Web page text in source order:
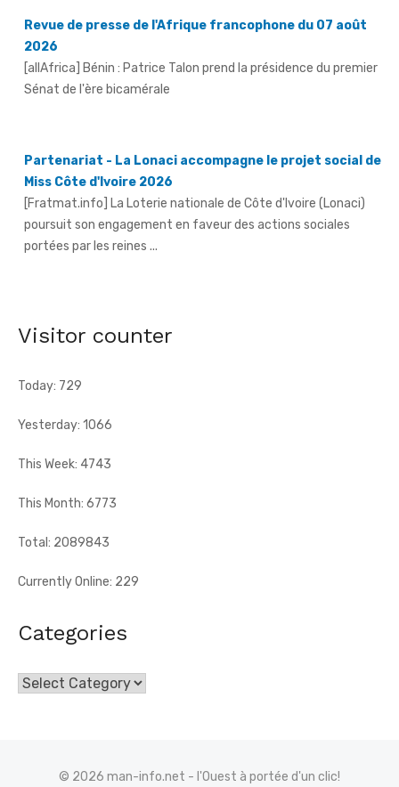
2026
[allAfrica] Bénin : Patrice Talon prend la présidence du premier
Sénat de l'ère bicamérale
Miss Côte d'Ivoire 2026
[Fratmat.info] La Loterie nationale de Côte d'Ivoire (Lonaci)
poursuit son engagement en faveur des actions sociales
portées par les reines ...
[Fratmat.info] Le Réseau des jeunes cadres du Sud-Comoé,
Visitor counter
Today: 729
Yesterday: 1066
This Week: 4743
This Month: 6773
Total: 2089843
Currently Online: 229
Categories
Categories
© 2026 man-info.net - l'Ouest à portée d'un clic!